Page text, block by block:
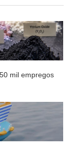
mil empregos